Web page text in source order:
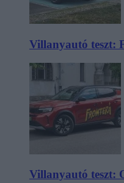
Villanyautó teszt:
Villanyautó teszt: